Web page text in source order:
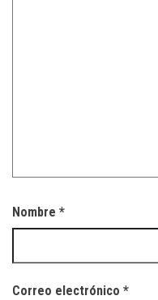
Nombre *
Correo electrónico *